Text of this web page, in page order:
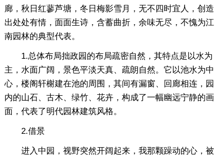
廊，秋日红蓼芦塘，冬日梅影雪月，无不四时宜人，创造
出处处有情，面面生诗，含蓄曲折，余味无尽，不愧为江
南园林的典型代表。
1.总体布局拙政园的布局疏密自然，其特点是以水为
主，水面广阔，景色平淡天真、疏朗自然。它以池水为中
心，楼阁轩榭建在池的周围，其间有漏窗、回廊相连，园
内的山石、古木、绿竹、花卉，构成了一幅幽远宁静的画
面，代表了明代园林建筑风格。
2.借景
进入中园，视野突然开阔起来，我那颗躁动的心，被